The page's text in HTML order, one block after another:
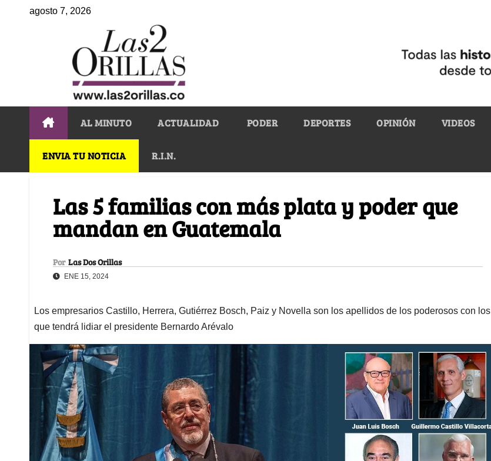
agosto 7, 2026
AL MINUTO ACTUALIDAD PODER DEPORTES OPINIÓN VIDEOS
ENVIA TU NOTICIA R.I.N.
Las 5 familias con más plata y poder que
mandan en Guatemala
Por Las Dos Orillas
ENE 15, 2024
Los empresarios Castillo, Herrera, Gutiérrez Bosch, Paiz y Novella son los apellidos de los poderosos con los
que tendrá lidiar el presidente Bernardo Arévalo